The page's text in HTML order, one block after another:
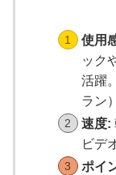
使用
ック
活躍
ラン
速度:
ビデ
ポイ